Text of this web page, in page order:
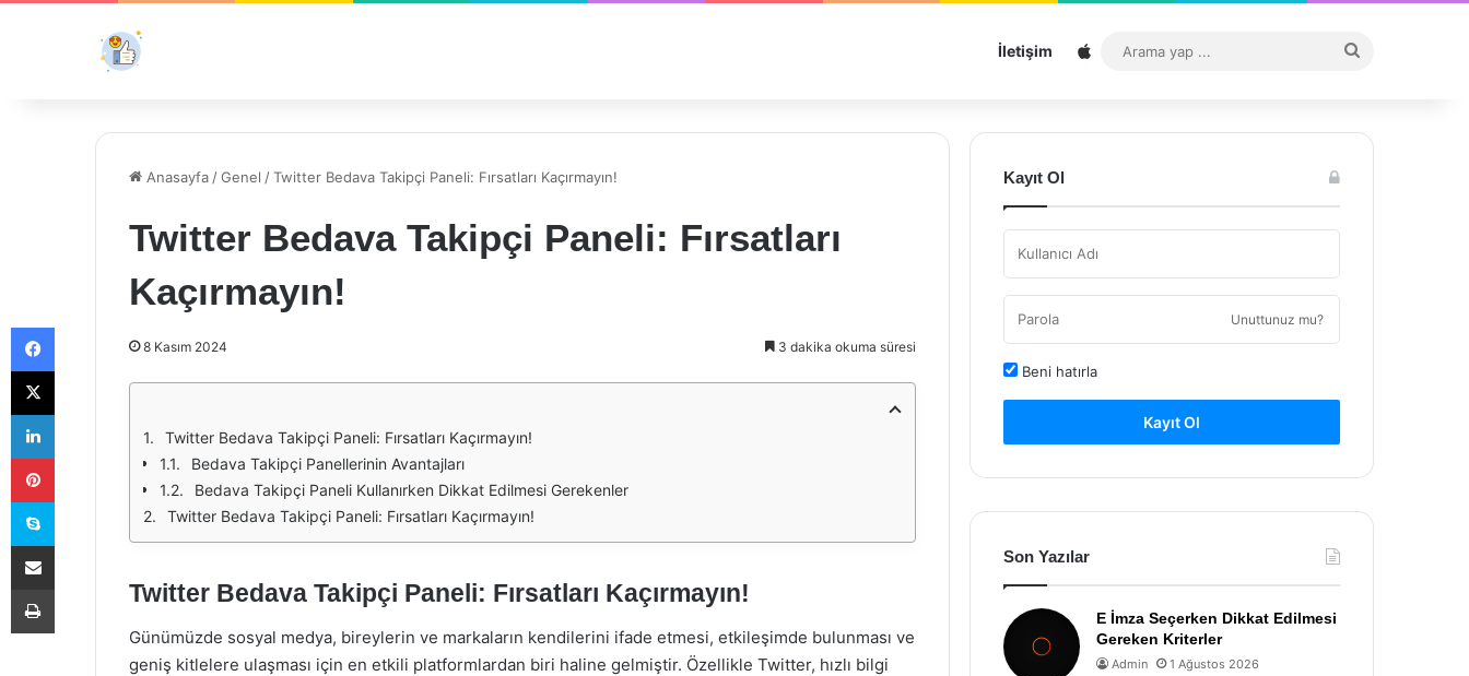
İletişim Sitemap
...
Anasayfa /Genel /Twitter Bedava Takipçi Paneli: Fırsatları Kaçırmayın!
Twitter Bedava Takipçi Paneli: Fırsatları
Kaçırmayın!
8 Kasım 2024 3 dakika okuma süresi
Twitter Bedava Takipçi Paneli: Fırsatları Kaçırmayın!
Bedava Takipçi Panellerinin Avantajları
Bedava Takipçi Paneli Kullanırken Dikkat Edilmesi Gerekenler
Twitter Bedava Takipçi Paneli: Fırsatları Kaçırmayın!
Twitter Bedava Takipçi Paneli: Fırsatları Kaçırmayın!
Günümüzde sosyal medya, bireylerin ve markaların kendilerini ifade etmesi, etkileşimde bulunması ve
geniş kitlelere ulaşması için en etkili platformlardan biri haline gelmiştir. Özellikle Twitter, hızlı bilgi
Kayıt Ol
Unuttunuz mu?
Beni hatırla
Kayıt Ol
Son Yazılar
E İmza Seçerken Dikkat Edilmesi
Gereken Kriterler
Admin 1 Ağustos 2026
Facebook
X
LinkedIn
Pinterest
Skype
E-Posta ile paylaş